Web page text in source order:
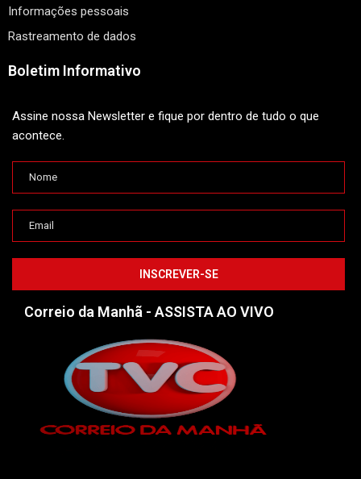
Informações pessoais
Rastreamento de dados
Boletim Informativo
Assine nossa Newsletter e fique por dentro de tudo o que
acontece.
Correio da Manhã - ASSISTA AO VIVO